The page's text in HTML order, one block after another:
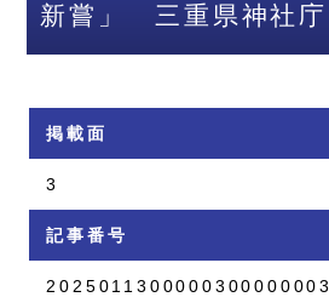
新嘗」 三重県神社庁
掲載面
3
記事番号
2025011300000300000003